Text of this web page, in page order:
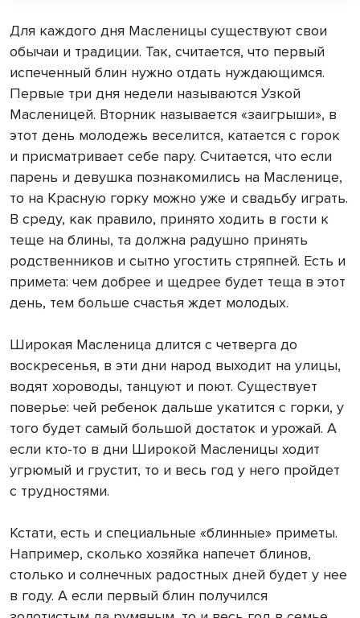
Для каждого дня Масленицы существуют свои
обычаи и традиции. Так, считается, что первый
испеченный блин нужно отдать нуждающимся.
Первые три дня недели называются Узкой
Масленицей. Вторник называется «заигрыши», в
этот день молодежь веселится, катается с горок
и присматривает себе пару. Считается, что если
парень и девушка познакомились на Масленице,
то на Красную горку можно уже и свадьбу играть.
В среду, как правило, принято ходить в гости к
теще на блины, та должна радушно принять
родственников и сытно угостить стряпней. Есть и
примета: чем добрее и щедрее будет теща в этот
день, тем больше счастья ждет молодых.
Широкая Масленица длится с четверга до
воскресенья, в эти дни народ выходит на улицы,
водят хороводы, танцуют и поют. Существует
поверье: чей ребенок дальше укатится с горки, у
того будет самый большой достаток и урожай. А
если кто-то в дни Широкой Масленицы ходит
угрюмый и грустит, то и весь год у него пройдет
с трудностями.
Кстати, есть и специальные «блинные» приметы.
Например, сколько хозяйка напечет блинов,
столько и солнечных радостных дней будет у нее
в году. А если первый блин получился